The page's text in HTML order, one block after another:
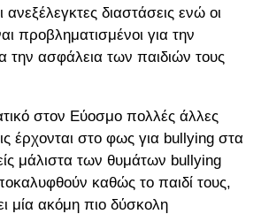
ανεξέλεγκτες διαστάσεις ενώ οι
προβληματισμένοι για την
την ασφάλεια των παιδιών τους
στον Εύοσμο πολλές άλλες
έρχονται στο φως για bullying στα
μάλιστα των θυμάτων bullying
καθώς το παιδί τους,
μία ακόμη πιο δύσκολη